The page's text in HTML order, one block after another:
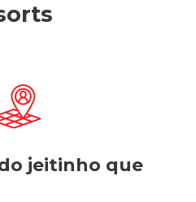
jeitinho que